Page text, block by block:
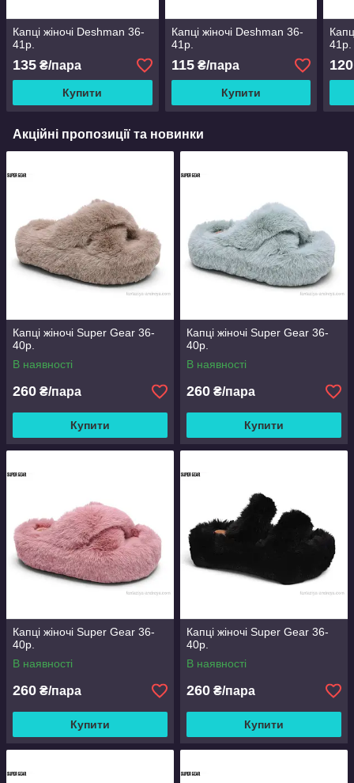
Капці жіночі Deshman 36-
41р.
135 ₴/пара
Купити
Капці жіночі Deshman 36-
41р.
115₴/пара
Купити
41р.
120
Акційні пропозиції та новинки
Капці жіночі Super Gear 36-
40р.
В наявності
260 ₴/пара
Купити
Капці жіночі Super Gear 36-
40р.
В наявності
260 ₴/пара
Купити
Капці жіночі Super Gear 36-
40р.
В наявності
260 ₴/пара
Купити
Капці жіночі Super Gear 36-
40р.
В наявності
260 ₴/пара
Купити